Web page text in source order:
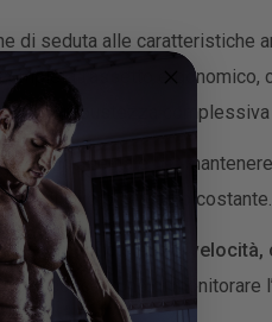
di seduta alle caratteristiche
completa l’assetto ergonomico,
alla robustezza
fondamentale per
di lavoro aerobico costante.
tempo, distanza, velocità,
che consentono di